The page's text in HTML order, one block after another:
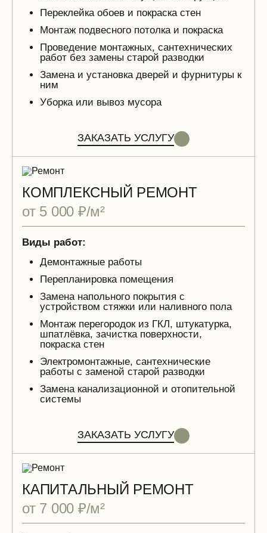
Переклейка обоев и покраска стен
Монтаж подвесного потолка и покраска
Проведение монтажных, сантехнических
работ без замены старой разводки
Замена и установка дверей и фурнитуры к
ним
Уборка или вывоз мусора
ЗАКАЗАТЬ УСЛУГУ
КОМПЛЕКСНЫЙ РЕМОНТ
от 5 000 ₽/м²
Виды работ:
Демонтажные работы
Перепланировка помещения
Замена напольного покрытия с
устройством стяжки или наливного пола
Монтаж перегородок из ГКЛ, штукатурка,
шпатлёвка, зачистка поверхности,
покраска стен
Электромонтажные, сантехнические
работы с заменой старой разводки
Замена канализационной и отопительной
системы
ЗАКАЗАТЬ УСЛУГУ
КАПИТАЛЬНЫЙ РЕМОНТ
от 7 000 ₽/м²